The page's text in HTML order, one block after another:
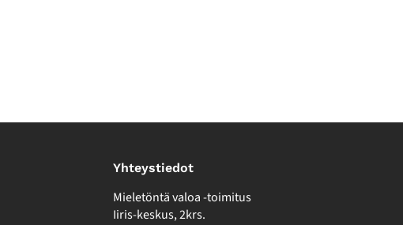
Yhteystiedot
Mieletöntä valoa -toimitus
Iiris-keskus, 2krs.